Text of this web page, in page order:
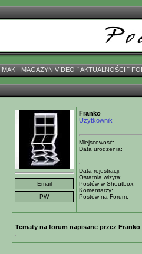
IMAK - MAGAZYN VIDEO ˇAKTUALNOŚCI ˇ
Franko
Użytkownik
Miejscowość:
Data urodzenia:
Data rejestracji:
Ostatnia wizyta:
Postów w Shoutbox:
Komentarzy:
Postów na Forum:
Tematy na forum napisane przez Franko